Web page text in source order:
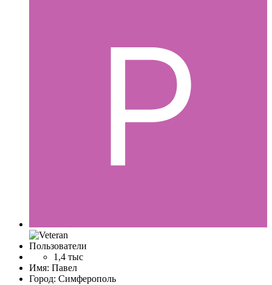
Пользователи
1,4 тыс
Имя: Павел
Город: Симферополь